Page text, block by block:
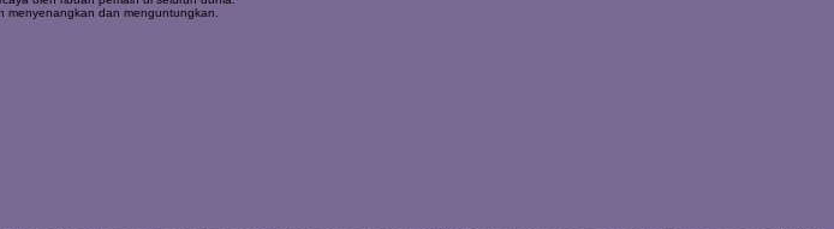
menyenangkan dan menguntungkan.